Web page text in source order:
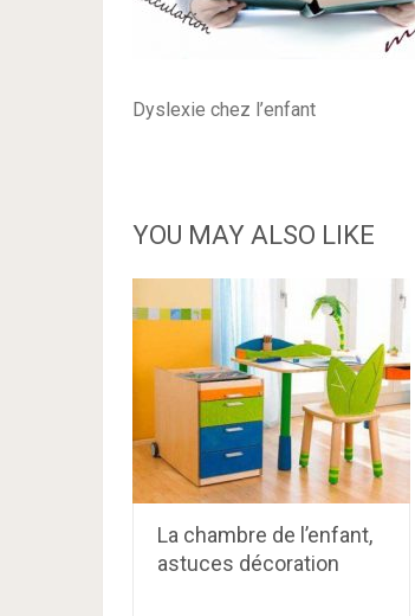
Dyslexie chez l’enfant
YOU MAY ALSO LIKE
La chambre de l’enfant,
astuces décoration